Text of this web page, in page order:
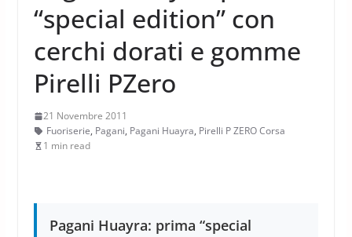
“special edition” con
cerchi dorati e gomme
Pirelli PZero
21 Novembre 2011
Fuoriserie, Pagani, Pagani Huayra, Pirelli P ZERO Corsa
1 min read
Pagani Huayra: prima “special